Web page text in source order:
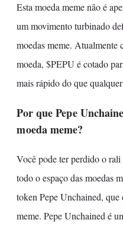
Esta moeda meme não é
um movimento turbinado
moedas meme. Atualmente
moeda, $PEPU é cotado
mais rápido do que
Por que Pepe
moeda meme?
Você pode ter perdido o
todo o espaço das moedas
token Pepe Unchained, que
meme. Pepe Unchained é